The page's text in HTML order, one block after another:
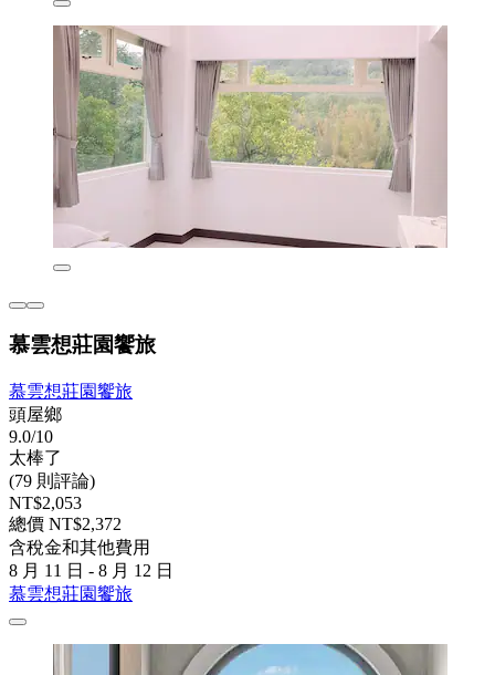
慕雲想莊園饗旅
慕雲想莊園饗旅
頭屋鄉
9.0/10
太棒了
(79 則評論)
NT$2,053
總價 NT$2,372
含稅金和其他費用
8 月 11 日 - 8 月 12 日
慕雲想莊園饗旅